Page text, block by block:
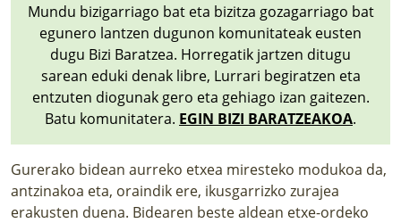
Mundu bizigarriago bat eta bizitza gozagarriago bat
egunero lantzen dugunon komunitateak eusten
dugu Bizi Baratzea. Horregatik jartzen ditugu
sarean eduki denak libre, Lurrari begiratzen eta
entzuten diogunak gero eta gehiago izan gaitezen.
Batu komunitatera. EGIN BIZI BARATZEAKOA.
Gurerako bidean aurreko etxea miresteko modukoa da,
antzinakoa eta, oraindik ere, ikusgarrizko zurajea
erakusten duena. Bidearen beste aldean etxe-ordeko